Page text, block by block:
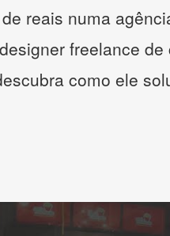
reais numa
freelance
como ele